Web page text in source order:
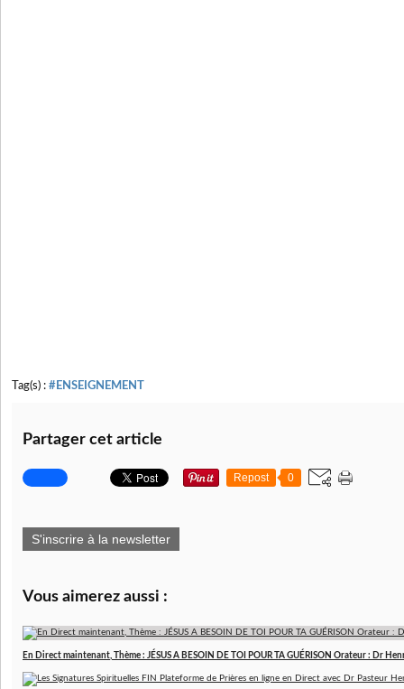
Tag(s) : #ENSEIGNEMENT
Partager cet article
Repost 0
S'inscrire à la newsletter
Vous aimerez aussi :
En Direct maintenant, Thème : JÉSUS A BESOIN DE TOI POUR TA GUÉRISON Orateur : Dr